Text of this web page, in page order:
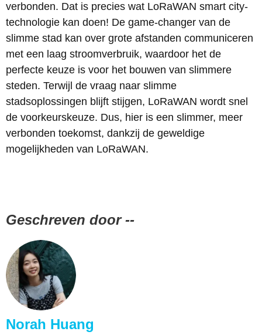
verbonden. Dat is precies wat LoRaWAN smart city-
technologie kan doen! De game-changer van de
slimme stad kan over grote afstanden communiceren
met een laag stroomverbruik, waardoor het de
perfecte keuze is voor het bouwen van slimmere
steden. Terwijl de vraag naar slimme
stadsoplossingen blijft stijgen, LoRaWAN wordt snel
de voorkeurskeuze. Dus, hier is een slimmer, meer
verbonden toekomst, dankzij de geweldige
mogelijkheden van LoRaWAN.
Geschreven door --
Norah Huang